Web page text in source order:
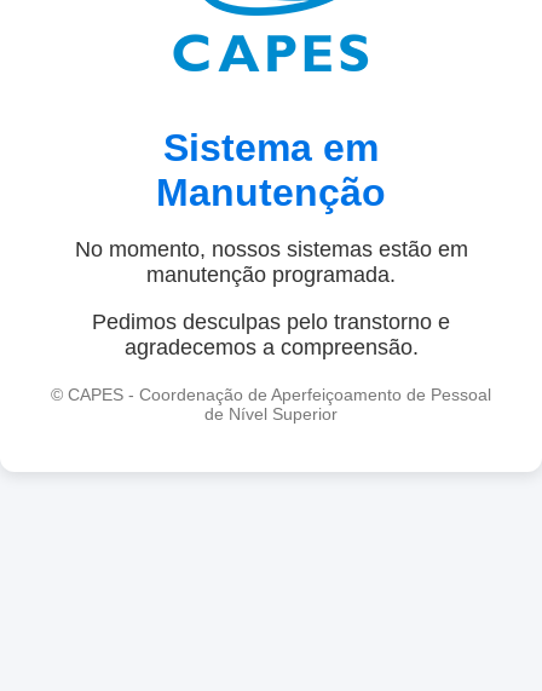
Sistema em
Manutenção
No momento, nossos sistemas estão em
manutenção programada.
Pedimos desculpas pelo transtorno e
agradecemos a compreensão.
© CAPES - Coordenação de Aperfeiçoamento de Pessoal
de Nível Superior